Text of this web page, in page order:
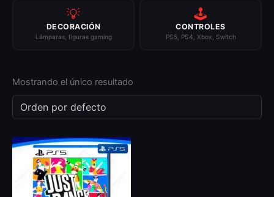
💡
DECORACIÓN
Lámparas, figuras gaming
🕹️
CONTROLES
PS5, PS4, Xbox, Switch
Mostrando el único resultado